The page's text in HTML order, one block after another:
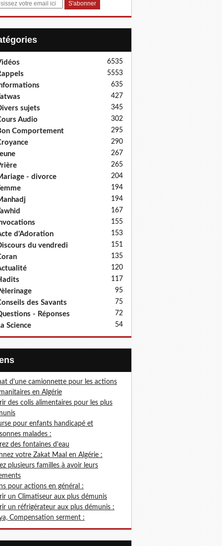
6535
5553
635
427
sujets 345
Audio 302
Comportement 295
290
267
265
- divorce 204
194
194
167
155
d'Adoration 153
du vendredi 151
135
120
117
95
des Savants 75
- Réponses 72
Science 54
d'une camionnette pour les actions
en Algérie
des colis alimentaires pour les plus
pour enfants handicapé et
malades :
des fontaines d'eau
votre Zakat Maal en Algérie :
plusieurs familles à avoir leurs
pour actions en général :
un Climatiseur aux plus démunis
un réfrigérateur aux plus démunis :
Compensation serment :